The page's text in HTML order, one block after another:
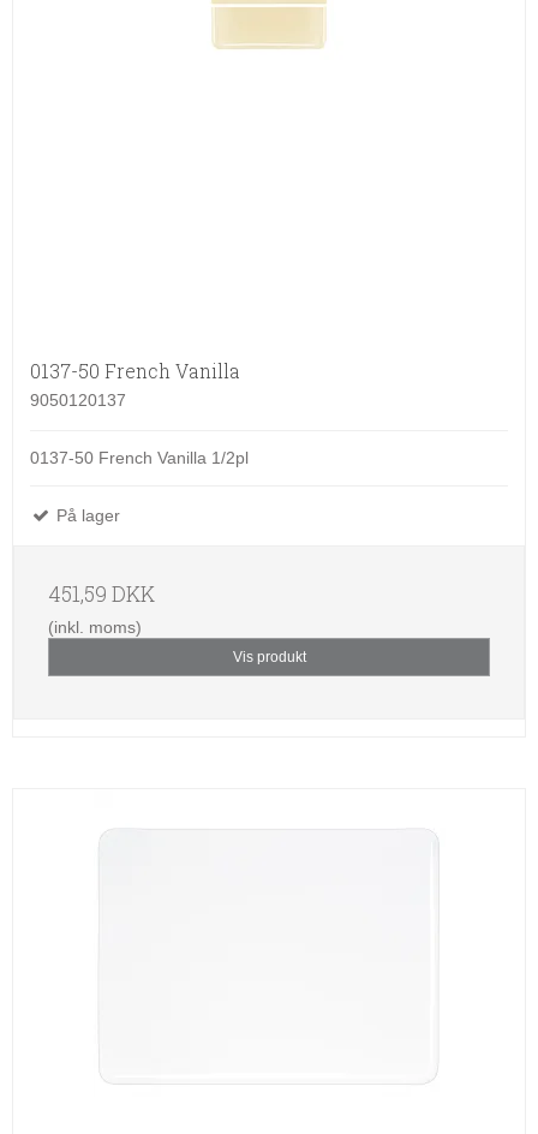
0137-50 French Vanilla
9050120137
0137-50 French Vanilla 1/2pl
På lager
451,59 DKK
(inkl. moms)
Vis produkt